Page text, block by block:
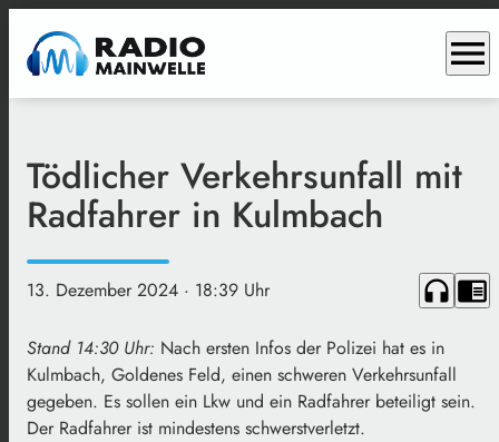
menu
Tödlicher Verkehrsunfall mit
Radfahrer in Kulmbach
13. Dezember 2024 · 18:39 Uhr headphones chrome_reader_mode
Stand 14:30 Uhr: Nach ersten Infos der Polizei hat es in
Kulmbach, Goldenes Feld, einen schweren Verkehrsunfall
gegeben. Es sollen ein Lkw und ein Radfahrer beteiligt sein.
Der Radfahrer ist mindestens schwerstverletzt.